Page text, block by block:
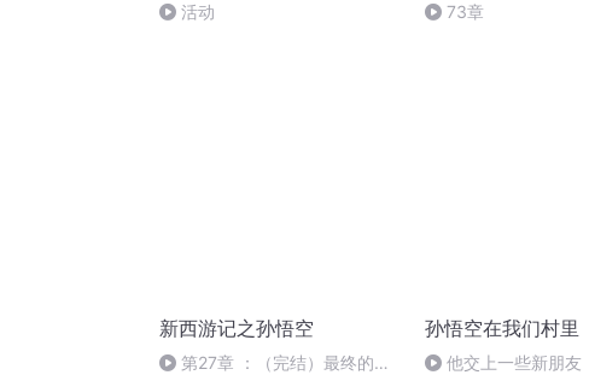
活动 73章
新西游记之孙悟空
第27章 ：（完结）最终的觉
孙悟空在我们村里
他交上一些新朋友